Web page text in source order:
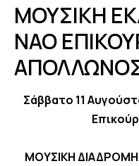
ΜΟΥΣΙΚΗ
ΝΑΟ
Σάββατο 11
ΜΟΥΣΙΚΗ ΔΙΑΔΡΟΜΗ